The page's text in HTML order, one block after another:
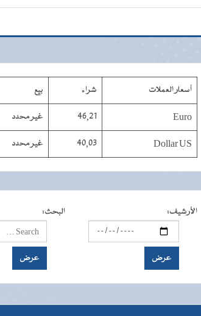
أسعار العملات شراء بيع
Euro
46,21 غير محدد
Dollar US
40,03 غير محدد
الأرشيف: البحث: